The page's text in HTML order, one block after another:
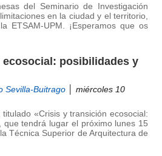
del Seminario de Investigación
en la ciudad y el territorio,
UPM. ¡Esperamos que os
posibilidades y
Sevilla-Buitrago │ miércoles 10
«Crisis y transición ecosocial:
tendrá lugar el próximo lunes 15
Técnica Superior de Arquitectura de